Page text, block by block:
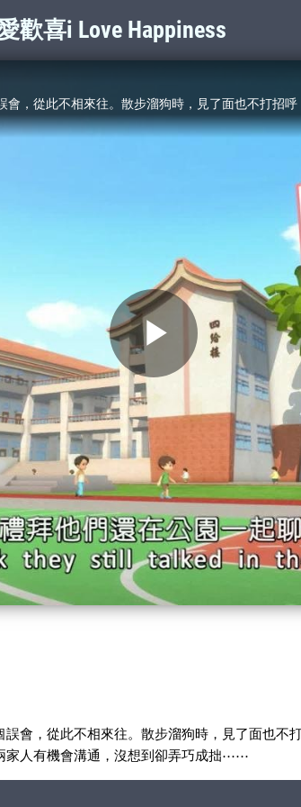
歡喜i Love Happiness
Play
Video
會，從此不相來往。散步溜狗時，見了面也不
家人有機會溝通，沒想到卻弄巧成拙⋯⋯